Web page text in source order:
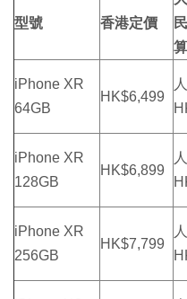
型號 香港定價
iPhone XR
64GB
HK$6,499
iPhone XR
128GB
HK$6,899
iPhone XR
256GB
HK$7,799